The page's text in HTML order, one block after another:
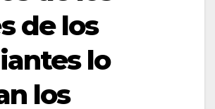
de los
lo
los